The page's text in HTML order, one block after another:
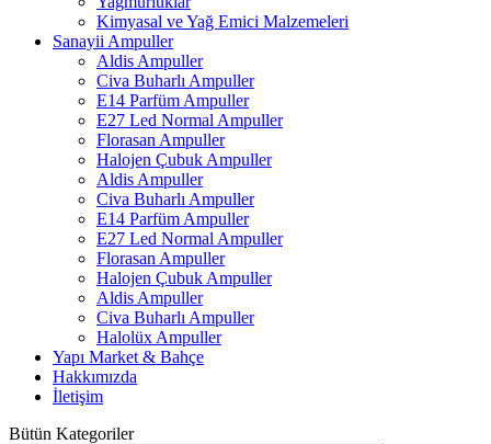
Kimyasal ve Yağ Emici Malzemeleri
Sanayii Ampuller
Aldis Ampuller
Civa Buharlı Ampuller
E14 Parfüm Ampuller
E27 Led Normal Ampuller
Florasan Ampuller
Halojen Çubuk Ampuller
Aldis Ampuller
Civa Buharlı Ampuller
E14 Parfüm Ampuller
E27 Led Normal Ampuller
Florasan Ampuller
Halojen Çubuk Ampuller
Aldis Ampuller
Civa Buharlı Ampuller
Halolüx Ampuller
Yapı Market & Bahçe
Hakkımızda
İletişim
Bütün Kategoriler